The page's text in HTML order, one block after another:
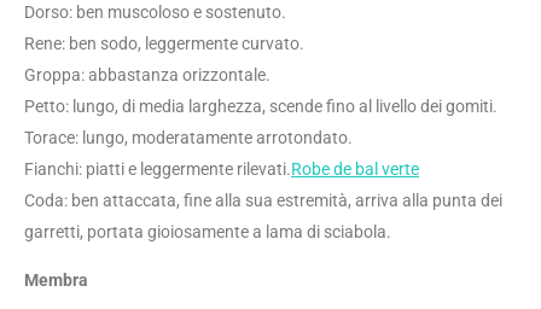
Dorso: ben muscoloso e sostenuto.
Rene: ben sodo, leggermente curvato.
Groppa: abbastanza orizzontale.
Petto: lungo, di media larghezza, scende fino al livello dei gomiti.
Torace: lungo, moderatamente arrotondato.
Fianchi: piatti e leggermente rilevati.Robe de bal verte
Coda: ben attaccata, fine alla sua estremità, arriva alla punta dei
garretti, portata gioiosamente a lama di sciabola.
Membra